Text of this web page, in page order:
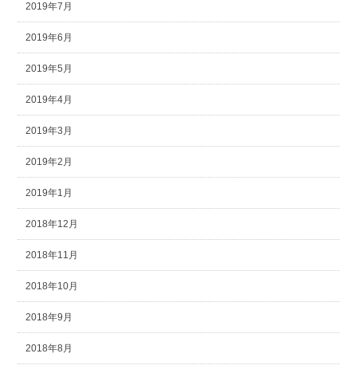
2019年7月
2019年6月
2019年5月
2019年4月
2019年3月
2019年2月
2019年1月
2018年12月
2018年11月
2018年10月
2018年9月
2018年8月